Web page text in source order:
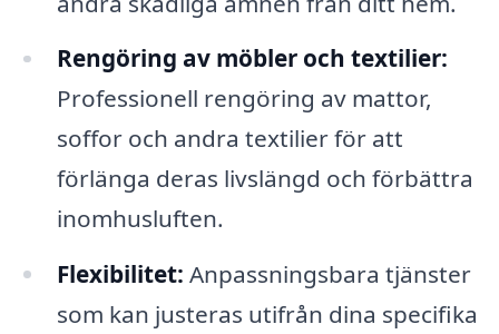
Rengöring av möbler och textilier:
Professionell rengöring av mattor,
soffor och andra textilier för att
förlänga deras livslängd och förbättra
inomhusluften.
Flexibilitet: Anpassningsbara tjänster
som kan justeras utifrån dina specifika